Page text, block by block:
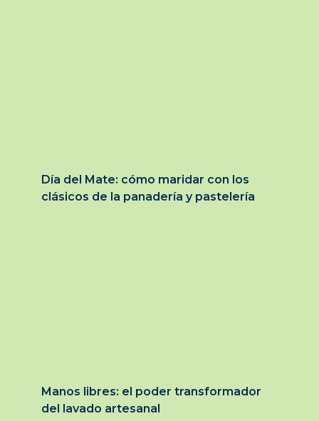
Día del Mate: cómo maridar con los
clásicos de la panadería y pastelería
Manos libres: el poder transformador
del lavado artesanal